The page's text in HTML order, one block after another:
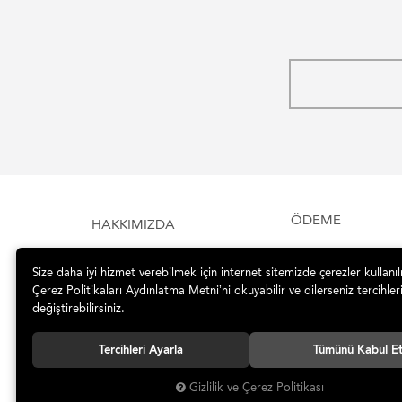
HAKKIMIZDA ÖDEME
Size daha iyi hizmet verebilmek için internet sitemizde çerezler
Çerez Politikaları Aydınlatma Metni’ni okuyabilir ve dilerseniz
değiştirebilirsiniz.
Tercihleri Ayarla Tümünü Kabul Et
Gizlilik ve Çerez Politikası